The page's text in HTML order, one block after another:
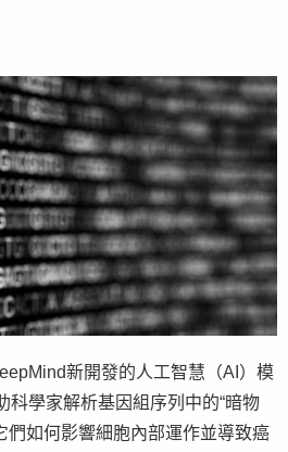
新開發的人工智慧（AI）模
科學家解析基因組序列中的“暗物
如何影響細胞內部運作並導致癌